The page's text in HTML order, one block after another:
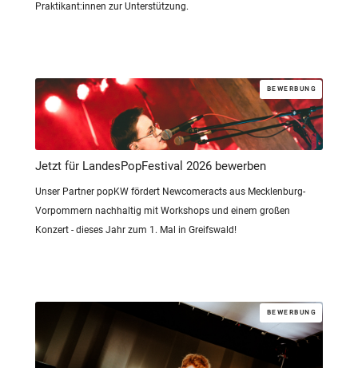
Praktikant:innen zur Unterstützung.
BEWERBUNG
Jetzt für LandesPopFestival 2026 bewerben
Unser Partner popKW fördert Newcomeracts aus Mecklenburg-
Vorpommern nachhaltig mit Workshops und einem großen
Konzert - dieses Jahr zum 1. Mal in Greifswald!
BEWERBUNG